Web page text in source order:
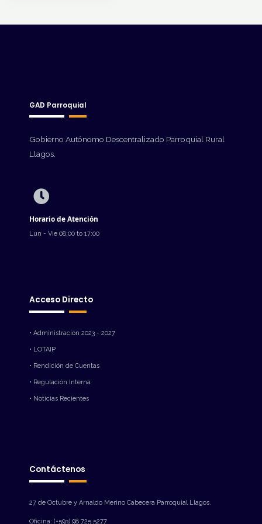
GAD Parroquial
Gobierno Autónomo Descentralizado Parroquial Rural
Llagos.
Horario de Atención
Lun - Vie 08:00 to 17:00
Acceso Directo
• Administración 2023 - 2027
• LOTAIP
• Rendición de Cuentas
• Regulación Interna
• Noticias Recientes
Contáctenos
27 de Octubre y Arnaldo Merino Cabecera Parroquial Llagos.
Oficina: (+593) 98 725 5277